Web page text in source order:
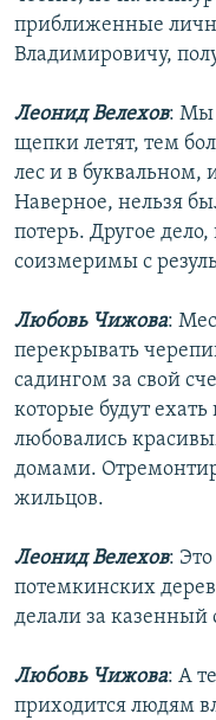
приближенные
Владимировичу,
Леонид Велехов: Мы
щепки летят, тем
лес и в буквальном,
Наверное, нельзя
потерь. Другое
соизмеримы с
Любовь Чижова:
перекрывать
садингом за свой
которые будут
любовались
домами.
жильцов.
Леонид Велехов:
потемкинских
делали за казенный
Любовь Чижова: А
приходится людям